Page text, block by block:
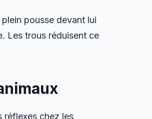
pousse devant lui
Les trous réduisent ce
réflexes chez les